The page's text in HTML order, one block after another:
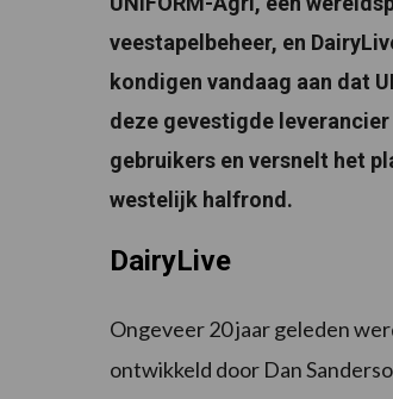
veestapelbeheer, en
kondigen vandaag aan dat
deze gevestigde
gebruikers en versnelt het
westelijk halfrond.
DairyLive
Ongeveer 20 jaar geleden
ontwikkeld door Dan